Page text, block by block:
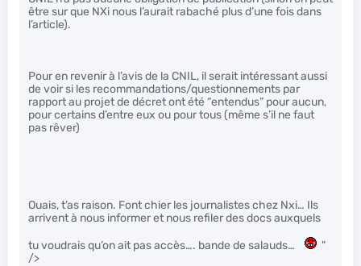
être sur que NXi nous l’aurait rabaché plus d’une fois dans
l’article).
Pour en revenir à l’avis de la CNIL, il serait intéressant aussi
de voir si les recommandations/questionnements par
rapport au projet de décret ont été “entendus” pour aucun,
pour certains d’entre eux ou pour tous (même s’il ne faut
pas rêver)
Ouais, t’as raison. Font chier les journalistes chez Nxi… Ils
arrivent à nous informer et nous refiler des docs auxquels
tu voudrais qu’on ait pas accès…. bande de salauds…
"
/>